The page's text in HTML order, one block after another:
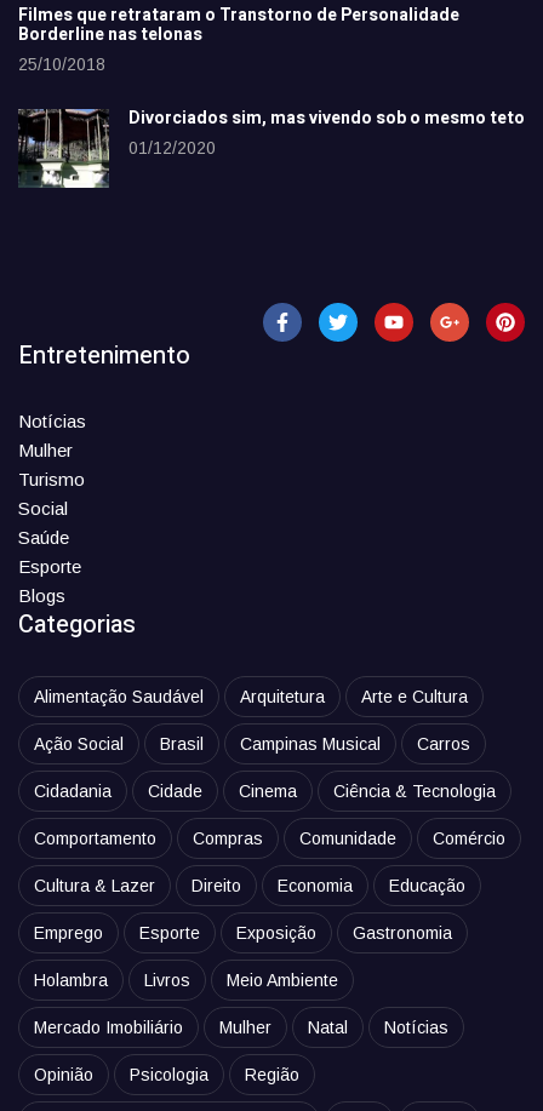
Filmes que retrataram o Transtorno de Personalidade
Borderline nas telonas
25/10/2018
Divorciados sim, mas vivendo sob o mesmo teto
01/12/2020
Entretenimento
Notícias
Mulher
Turismo
Social
Saúde
Esporte
Blogs
Categorias
Alimentação Saudável Arquitetura Arte e Cultura
Ação Social Brasil Campinas Musical Carros
Cidadania Cidade Cinema Ciência & Tecnologia
Comportamento Compras Comunidade Comércio
Cultura & Lazer Direito Economia Educação
Emprego Esporte Exposição Gastronomia
Holambra Livros Meio Ambiente
Mercado Imobiliário Mulher Natal Notícias
Opinião Psicologia Região